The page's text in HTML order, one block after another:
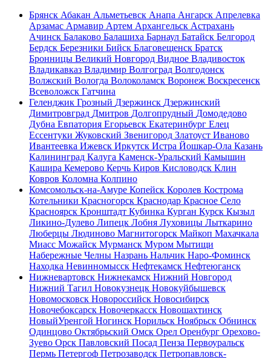
Брянск Абакан Альметьевск Анапа Ангарск Апрелевка
Арзамас Армавир Артем Архангельск Астрахань
Ачинск Балаково Балашиха Барнаул Батайск Белгород
Бердск Березники Бийск Благовещенск Братск
Бронницы Великий Новгород Видное Владивосток
Владикавказ Владимир Волгоград Волгодонск
Волжский Вологда Волоколамск Воронеж Воскресенск
Всеволожск Гатчина
Геленджик Грозный Дзержинск Дзержинский
Димитровград Дмитров Долгопрудный Домодедово
Дубна Евпатория Егорьевск Екатеринбург Елец
Ессентуки Жуковский Звенигород Златоуст Иваново
Ивантеевка Ижевск Иркутск Истра Йошкар-Ола Казань
Калининград Калуга Каменск-Уральский Камышин
Кашира Кемерово Керчь Киров Кисловодск Клин
Ковров Коломна Колпино
Комсомольск-на-Амуре Копейск Королев Кострома
Котельники Красногорск Краснодар Красное Село
Красноярск Кронштадт Кубинка Курган Курск Кызыл
Ликино-Дулево Липецк Лобня Луховицы Лыткарино
Люберцы Людиново Магнитогорск Майкоп Махачкала
Миасс Можайск Мурманск Муром Мытищи
Набережные Челны Назрань Нальчик Наро-Фоминск
Находка Невинномысск Нефтекамск Нефтеюганск
Нижневартовск Нижнекамск Нижний Новгород
Нижний Тагил Новокузнецк Новокуйбышевск
Новомосковск Новороссийск Новосибирск
Новочебоксарск Новочеркасск Новошахтинск
НовыйУренгой Ногинск Норильск Ноябрьск Обнинск
Одинцово Октябрьский Омск Орел Оренбург Орехово-
Зуево Орск Павловский Посад Пенза Первоуральск
Пермь Петергоф Петрозаводск Петропавловск-